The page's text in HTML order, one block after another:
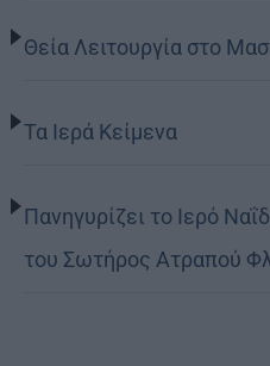
Θεία Λειτουργία στο
Τα Ιερά Κείμενα
Πανηγυρίζει το Ιερό
του Σωτήρος Ατραπού